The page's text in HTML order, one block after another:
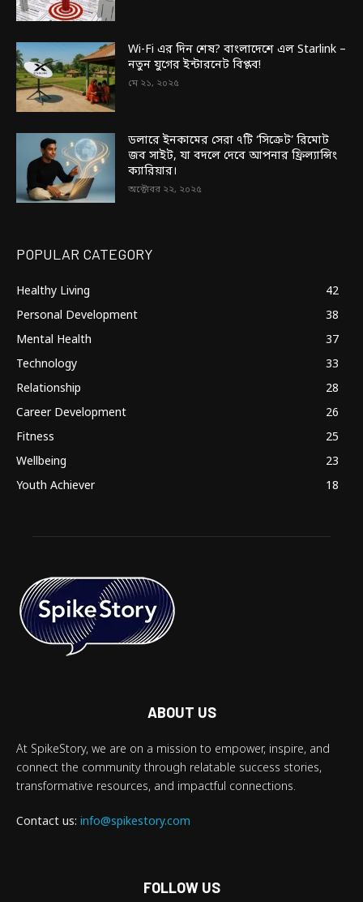
Wi-Fi এর দিন শেষ? বাংলাদেশে এল Starlink –
নতুন যুগের ইন্টারনেট বিপ্লব!
মে ২১, ২০২৫
ডলারে ইনকামের সেরা ৭টি ‘সিক্রেট’ রিমোট
জব সাইট, যা বদলে দেবে আপনার ফ্রিল্যান্সিং
ক্যারিয়ার।
অক্টোবর ২২, ২০২৫
POPULAR CATEGORY
Healthy Living
42
Personal Development
38
Mental Health
37
Technology
33
Relationship
28
Career Development
26
Fitness
25
Wellbeing
23
Youth Achiever
18
ABOUT US
At SpikeStory, we are on a mission to empower, inspire, and
connect the community through relatable success stories,
transformative resources, and impactful connections.
Contact us: info@spikestory.com
FOLLOW US